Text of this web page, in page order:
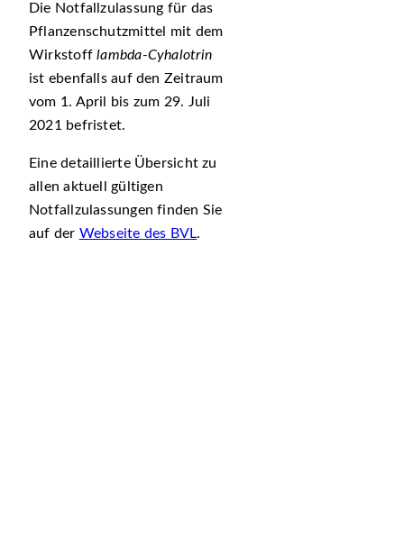
Die Notfallzulassung für das
Pflanzenschutzmittel mit dem
Wirkstofflambda-Cyhalotrin
ist ebenfalls auf den Zeitraum
vom 1. April bis zum 29. Juli
2021 befristet.
Eine detaillierte Übersicht zu
allen aktuell gültigen
Notfallzulassungen finden Sie
auf der Webseite des BVL.